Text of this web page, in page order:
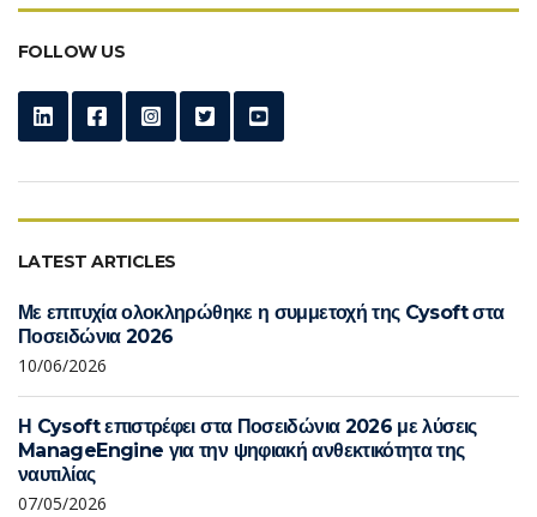
FOLLOW US
LATEST ARTICLES
Με επιτυχία ολοκληρώθηκε η συμμετοχή της Cysoft στα
Ποσειδώνια 2026
10/06/2026
Η Cysoft επιστρέφει στα Ποσειδώνια 2026 με λύσεις
ManageEngine για την ψηφιακή ανθεκτικότητα της
ναυτιλίας
07/05/2026